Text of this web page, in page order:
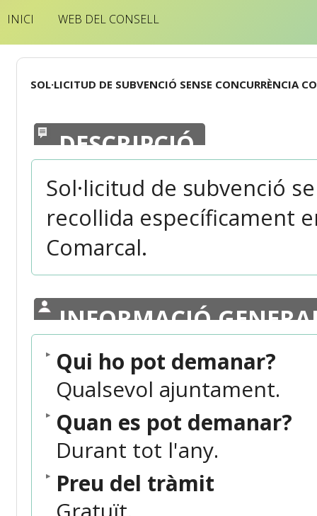
INICI WEB DEL CONSELL
SOL·LICITUD DE SUBVENCIÓ SENSE CONCURRÈNCIA
DESCRIPCIÓ
Sol·licitud de subvenció
recollida específicament
Comarcal.
INFORMACIÓ
Qui ho pot demanar?
Qualsevol ajuntament.
Quan es pot demanar?
Durant tot l'any.
Preu del tràmit